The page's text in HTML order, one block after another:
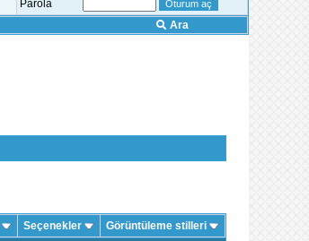
Parola
Ara
Seçenekler Görüntüleme stilleri